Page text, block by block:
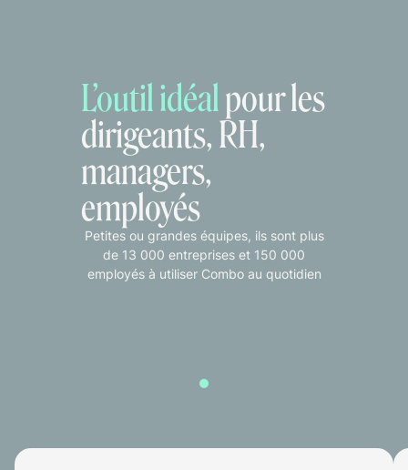
L’outil idéalpour les
dirigeants, RH,
managers,
employés
Petites ou grandes équipes, ils sont plus
de 13 000 entreprises et 150 000
employés à utiliser Combo au quotidien